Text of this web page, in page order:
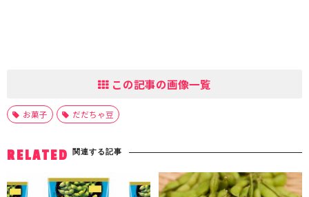
この記事の画像一覧
お菓子 だだちゃ豆
RELATED 関連する記事